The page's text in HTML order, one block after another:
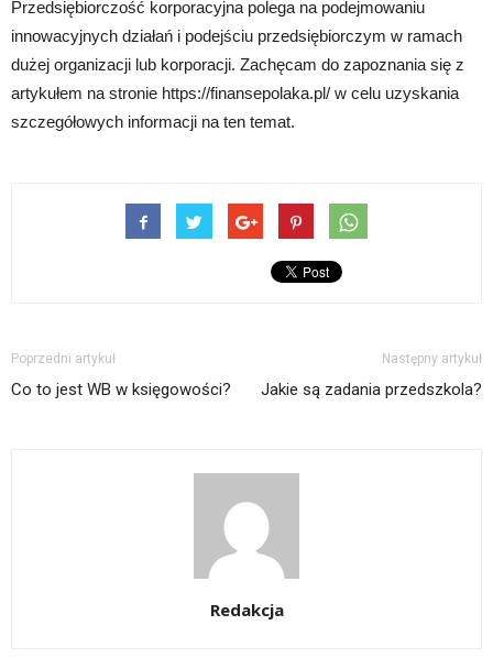
Przedsiębiorczość korporacyjna polega na podejmowaniu
innowacyjnych działań i podejściu przedsiębiorczym w ramach
dużej organizacji lub korporacji. Zachęcam do zapoznania się z
artykułem na stronie https://finansepolaka.pl/ w celu uzyskania
szczegółowych informacji na ten temat.
Poprzedni artykuł
Co to jest WB w księgowości?
Następny artykuł
Jakie są zadania przedszkola?
Redakcja